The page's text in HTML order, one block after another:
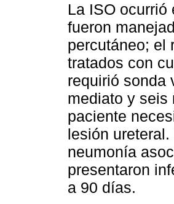
La ISO
fueron
percutáneo; el
tratados con
requirió sonda
mediato y seis
paciente
lesión
neumonía
presentaron
a 90 días.